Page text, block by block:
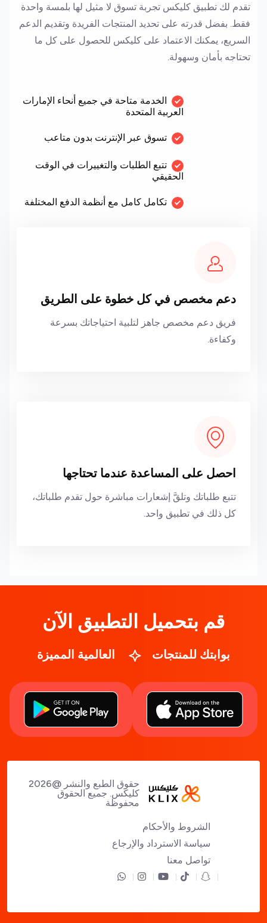
تقدم لك تطبيق كليكس تجربة تسوق لا مثيل لها بلمسة واحدة
فقط. بفضل قدرته على تحديد المنتجات الفريدة وتقديم الدعم
السريع، يمكنك الاعتماد على كليكس للحصول على كل ما
تحتاجه بأمان وسهولة.
الخدمة متاحة في جميع أنحاء الإمارات
العربية المتحدة
تسوق عبر الإنترنت بدون متاعب
تتبع الطلبات والتغييرات في الوقت
الحقيقي
تكامل كامل مع أنظمة الدفع المختلفة
دعم مخصص في كل خطوة على الطريق
فريق دعم مخصص جاهز لتلبية احتياجاتك بسرعة
وكفاءة.
احصل على المساعدة عندما تحتاجها
تتبع طلباتك وتلقَّ إشعارات مباشرة حول تقدم طلباتك،
كل ذلك في تطبيق واحد.
قم بتحميل التطبيق الآن
بوابتك للمنتجات العالمية المميزة
حقوق الطبع والنشر @2026
كليكس. جميع الحقوق
محفوظة
الشروط والأحكام
سياسة الاسترداد والإرجاع
تواصل معنا